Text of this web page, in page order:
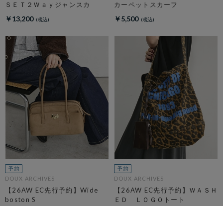
ＳＥＴ２Ｗａｙジャンスカ
￥13,200
カーペットスカーフ
￥5,500
DOUX ARCHIVES
【26AW EC先行予約】Wide
boston S
DOUX ARCHIVES
【26AW EC先行予約】ＷＡＳＨ
ＥＤ ＬＯＧＯトート